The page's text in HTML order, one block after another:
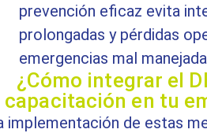
prevención eficaz evita
prolongadas y pérdidas
emergencias mal
¿Cómo integrar el
capacitación en tu
implementación de estas